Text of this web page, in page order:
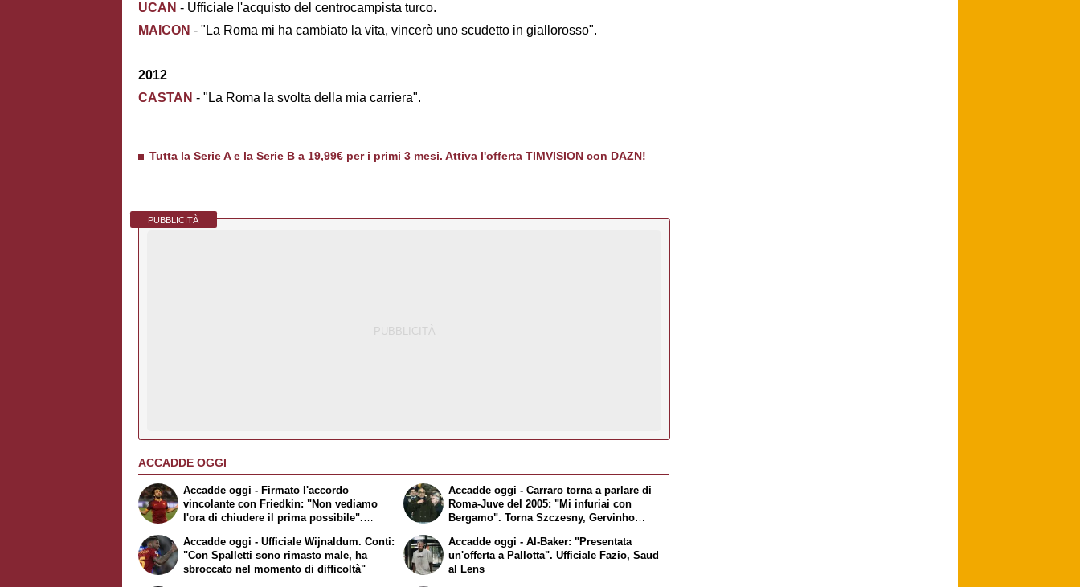
UCAN - Ufficiale l'acquisto del centrocampista turco.
MAICON - "La Roma mi ha cambiato la vita, vincerò uno scudetto in giallorosso".
2012
CASTAN - "La Roma la svolta della mia carriera".
Tutta la Serie A e la Serie B a 19,99€ per i primi 3 mesi. Attiva l'offerta TIMVISION con DAZN!
PUBBLICITÀ
ACCADDE OGGI
Accadde oggi - Firmato l'accordo
vincolante con Friedkin: "Non vediamo
l'ora di chiudere il prima possibile".
Accadde oggi - Ufficiale Wijnaldum. Conti:
"Con Spalletti sono rimasto male, ha
sbroccato nel momento di difficoltà"
Accadde oggi - Carraro torna a parlare di
Roma-Juve del 2005: "Mi infuriai con
Bergamo". Torna Szczesny, Gervinho
Accadde oggi - Al-Baker: "Presentata
un'offerta a Pallotta". Ufficiale Fazio, Saud
al Lens